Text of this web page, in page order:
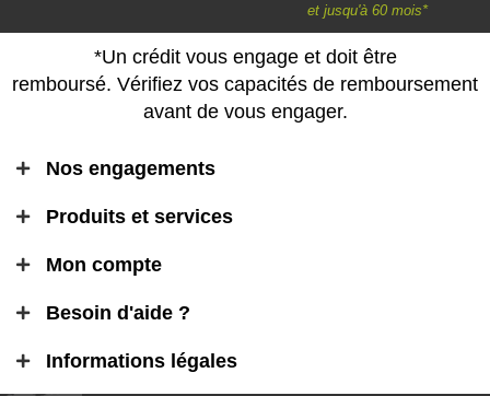
et jusqu'à 60 mois*
*Un crédit vous engage et doit être
remboursé. Vérifiez vos capacités de remboursement
avant de vous engager.
Nos engagements
Produits et services
Mon compte
Besoin d'aide ?
Informations légales